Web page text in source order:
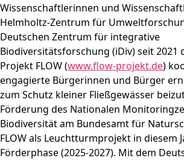
Wissenschaftlerinnen und
Helmholtz-Zentrum für
Deutschen Zentrum für integrative
Biodiversitätsforschung (iDiv) seit 2021
Projekt FLOW (www.flow-projekt.de)
engagierte Bürgerinnen und Bürger
zum Schutz kleiner Fließgewässer
Förderung des Nationalen
Biodiversität am Bundesamt für
FLOW als Leuchtturmprojekt in diesem
Förderphase (2025-2027). Mit dem